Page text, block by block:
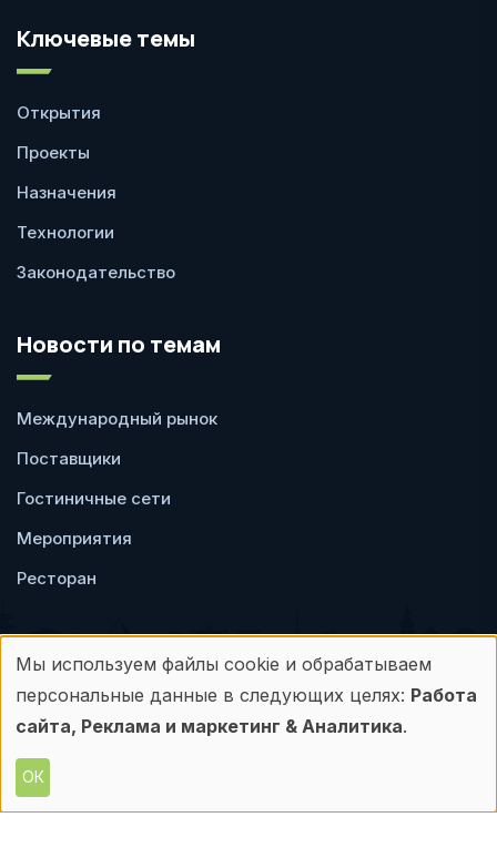
Ключевые темы
Открытия
Проекты
Назначения
Технологии
Законодательство
Новости по темам
Международный рынок
Поставщики
Гостиничные сети
Мероприятия
Ресторан
Пользовательское
соглашение
Политика
конфиденциальности
Любое использование материалов с данного
Использование
персональных
данных
и
Мы используем файлы cookie и обрабатываем
персональные данные в следующих целях: Работа
сайта, Реклама и маркетинг & Аналитика.
ОК